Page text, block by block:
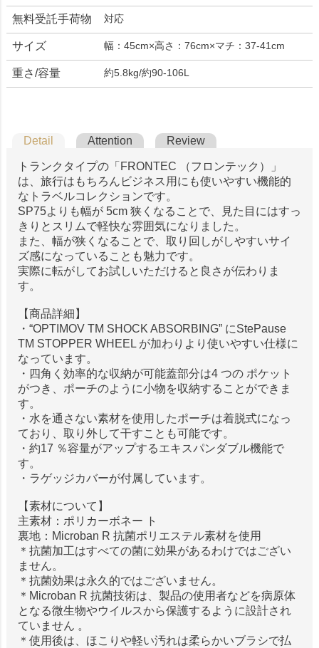
無料受託手荷物 対応
サイズ 幅：45cm×高さ：76cm×マチ：37-41cm
重さ/容量 約5.8kg/約90-106L
Detail Attention Review
トランクタイプの「FRONTEC （フロンテック）」
は、旅行はもちろんビジネス用にも使いやすい機能的
なトラベルコレクションです。
SP75よりも幅が 5cm 狭くなることで、見た目にはすっ
きりとスリムで軽快な雰囲気になりました。
また、幅が狭くなることで、取り回しがしやすいサイ
ズ感になっていることも魅力です。
実際に転がしてお試しいただけると良さが伝わりま
す。
【商品詳細】
・“OPTIMOV TM SHOCK ABSORBING” にStePause
TM STOPPER WHEEL が加わりより使いやすい仕様に
なっています。
・四角く効率的な収納が可能蓋部分は4 つの ポケット
がつき、ポーチのように小物を収納することができま
す。
・水を通さない素材を使用したポーチは着脱式になっ
ており、取り外して干すことも可能です。
・約17 ％容量がアップするエキスパンダブル機能で
す。
・ラゲッジカバーが付属しています。
【素材について】
主素材：ポリカーボネー ト
裏地：Microban R 抗菌ポリエステル素材を使用
＊抗菌加工はすべての菌に効果があるわけではござい
ません。
＊抗菌効果は永久的ではございません。
＊Microban R 抗菌技術は、製品の使用者などを病原体
となる微生物やウイルスから保護するように設計され
ていません 。
＊使用後は、ほこりや軽い汚れは柔らかいブラシで払